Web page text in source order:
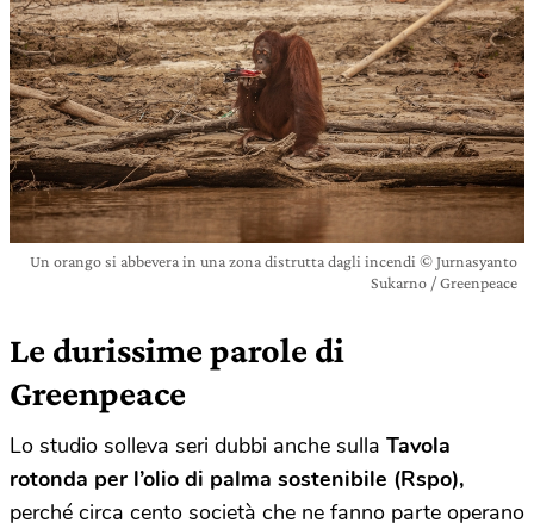
Un orango si abbevera in una zona distrutta dagli incendi © Jurnasyanto
Sukarno / Greenpeace
Le durissime parole di
Greenpeace
Lo studio solleva seri dubbi anche sulla Tavola
rotonda per l’olio di palma sostenibile (Rspo),
perché circa cento società che ne fanno parte operano